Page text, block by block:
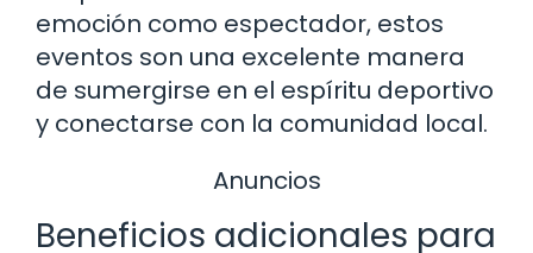
emoción como espectador, estos
eventos son una excelente manera
de sumergirse en el espíritu deportivo
y conectarse con la comunidad local.
Anuncios
Beneficios adicionales para